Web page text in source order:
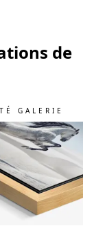
de
GALERIE